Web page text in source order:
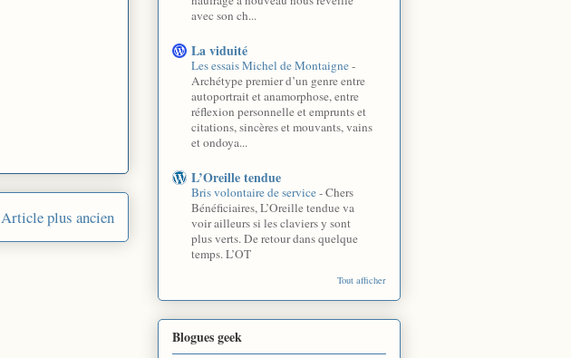
Article plus ancien
avec son ch...
La viduité
Les essais Michel de Montaigne-
Archétype premier d’un genre entre
autoportrait et anamorphose, entre
réflexion personnelle et emprunts et
citations, sincères et mouvants, vains
et ondoya...
L’Oreille tendue
Bris volontaire de service-Chers
Bénéficiaires, L’Oreille tendue va
voir ailleurs si les claviers y sont
plus verts. De retour dans quelque
temps. L’OT
Tout afficher
Blogues geek